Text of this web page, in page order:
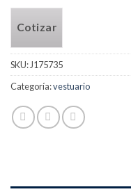
Cotizar
SKU: J175735
Categoría:vestuario